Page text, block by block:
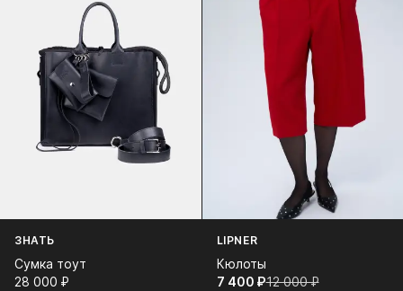
ЗНАТЬ
Сумка тоут
28 000⁠ ⁠₽
LIPNER
Кюлоты
7 400⁠ ⁠₽12 000⁠ ⁠₽